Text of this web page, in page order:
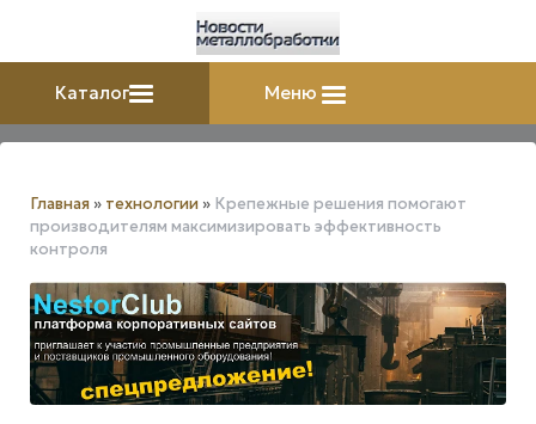
Каталог Меню
Главная » технологии » Крепежные решения помогают
производителям максимизировать эффективность
контроля